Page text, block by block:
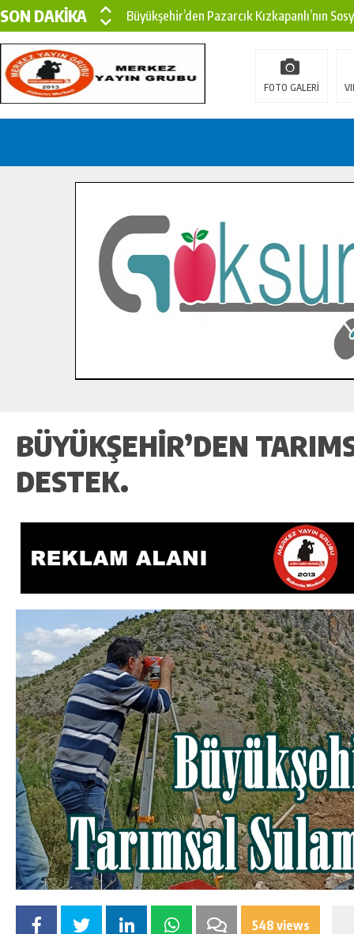
SON DAKİKA
Büyükşehir’den Pazarcık Kızkapanlı’nın
Büyükşehir’den Pazarcık Kırsalına Modern
Çin’den KSÜ’ye Uluslararası Başarı:
İlçe Jandarma Komutanı Karakaya’dan
Bertiz’in Yeni Köprüsünde Sona Doğru.
FOTO GALERİ
BÜYÜKŞEHIR’DEN
DESTEK.
548 views